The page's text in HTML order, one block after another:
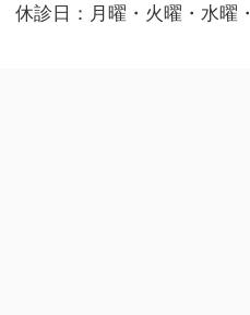
休診日：月曜・火曜・水曜